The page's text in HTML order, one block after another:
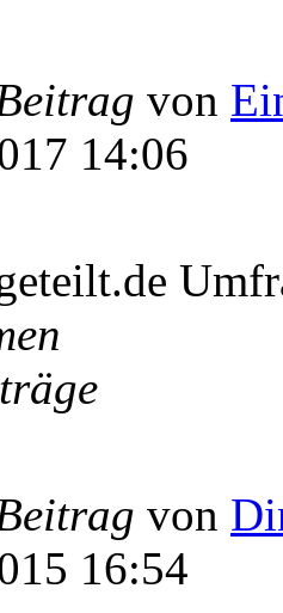
von
14:06
von
16:54